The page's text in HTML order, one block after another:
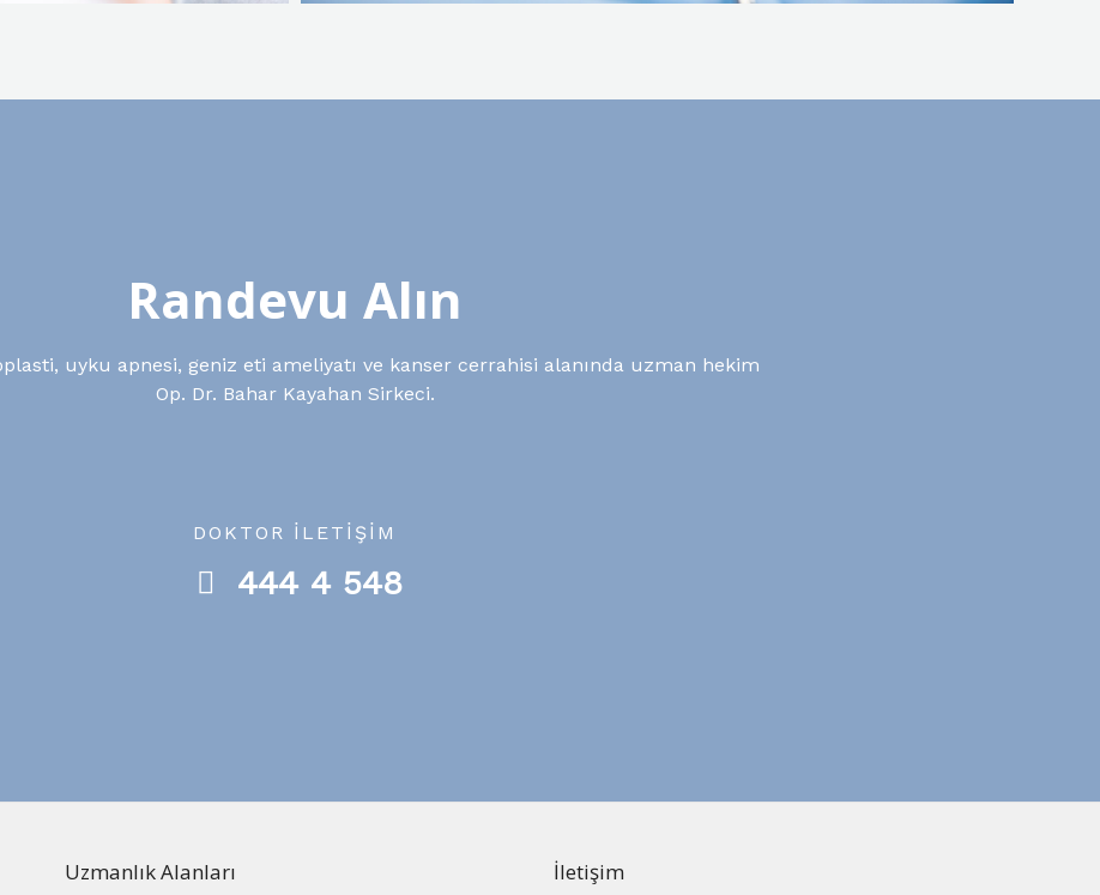
Randevu Alın
uyku apnesi, geniz eti ameliyatı ve kanser cerrahisi alanında uzman hekim
Op. Dr. Bahar Kayahan Sirkeci.
DOKTOR İLETİŞİM
444 4 548
Uzmanlık Alanları İletişim